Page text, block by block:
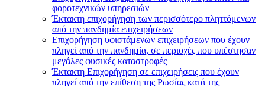
φοροτεχνικών υπηρεσιών
Έκτακτη επιχορήγηση των περισσότερο πληττόμενων
από την πανδημία επιχειρήσεων
Επιχορήγηση υφιστάμενων επιχειρήσεων που έχουν
πληγεί από την πανδημία, σε περιοχές που υπέστησαν
μεγάλες φυσικές καταστροφές
Έκτακτη Επιχορήγηση σε επιχειρήσεις που έχουν
πληγεί από την επίθεση της Ρωσίας κατά της